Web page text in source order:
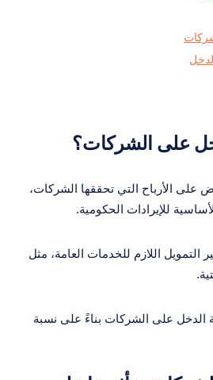
على الشركات؟
الأرباح التي تحققها الشركات،
للإيرادات الحكومية.
التمويل اللازم للخدمات العامة، مثل
على الشركات بناءً على نسبة